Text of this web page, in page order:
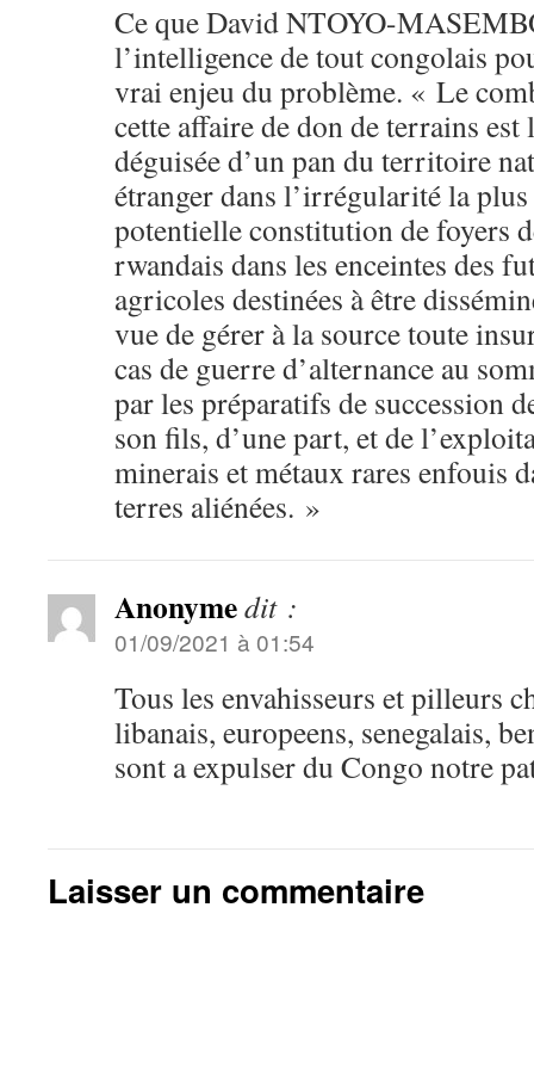
Ce que David NTOYO-
l’intelligence de tout congolais
vrai enjeu du problème. « Le
cette affaire de don de terrains est
déguisée d’un pan du territoire
étranger dans l’irrégularité la
potentielle constitution de foyers
rwandais dans les enceintes des
agricoles destinées à être
vue de gérer à la source toute
cas de guerre d’alternance au
par les préparatifs de succession
son fils, d’une part, et de
minerais et métaux rares enfouis
terres aliénées. »
Anonymedit :
01/09/2021 à 01:54
Tous les envahisseurs et pilleurs
libanais, europeens, senegalais,
sont a expulser du Congo notre
Laisser un commentaire